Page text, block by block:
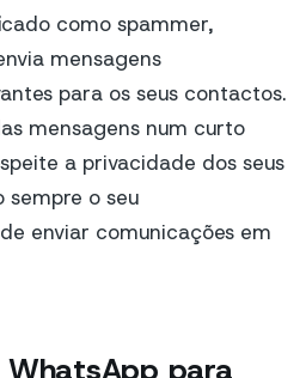
como spammer,
mensagens
para os seus contactos.
mensagens num curto
a privacidade dos seus
sempre o seu
enviar comunicações em
para